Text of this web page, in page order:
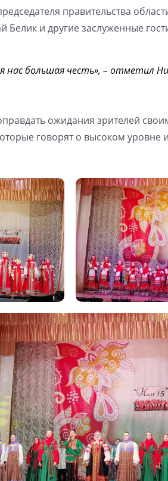
правительства
и другие заслуженные
нас большая честь», – отметил
ожидания зрителей
говорят о высоком уровне